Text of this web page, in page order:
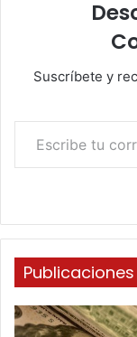
Suscríbete y
Escribe tu correo electrónico…